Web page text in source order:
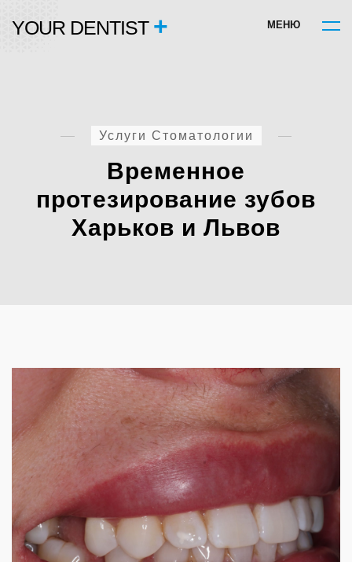
YOUR DENTIST + М ЕН Ю
Услуги Стоматологии
Временное
протезирование зубов
Харьков и Львов